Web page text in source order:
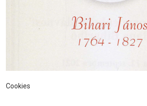
Cookies